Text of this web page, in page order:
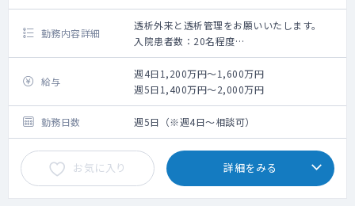
勤務内容詳細
透析外来と透析管理をお願いいたします。
入院患者数：20名程度
透析患者外来数：30～40名程度
ベッド数 27台
月曜・水曜・金曜 1クール
火曜・木曜・土曜 2クール
給与
週4日1,200万円～1,600万円
週5日1,400万円～2,000万円
勤務日数 週5日（※週4日～相談可）
お気に入り 詳細をみる